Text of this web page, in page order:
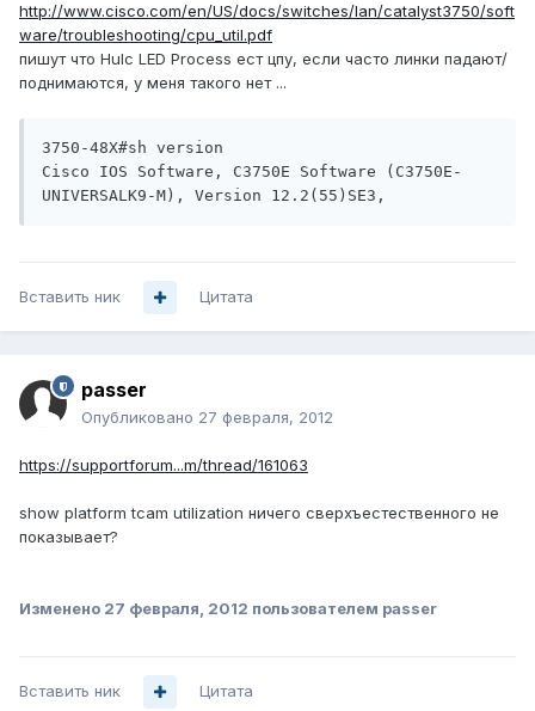
http://www.cisco.com/en/US/docs/switches/lan/catalyst3750/soft
ware/troubleshooting/cpu_util.pdf
пишут что Hulc LED Process ест цпу, если часто линки падают/
поднимаются, у меня такого нет ...
3750-48X#sh version
Cisco IOS Software, C3750E Software (C3750E-
UNIVERSALK9-M), Version 12.2(55)SE3,
Вставить ник Цитата
passer
Опубликовано 27 февраля, 2012
https://supportforum...m/thread/161063
show platform tcam utilization ничего сверхъестественного не
показывает?
Изменено 27 февраля, 2012 пользователем passer
Вставить ник Цитата